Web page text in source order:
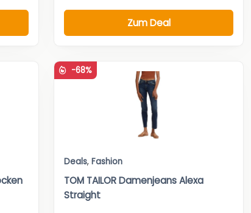
Zum Deal
-68%
Deals, Fashion
TOM TAILOR Damenjeans Alexa
Straight